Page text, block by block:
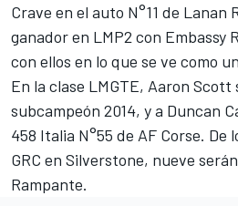
Crave en el auto N°11 de Lanan
ganador en LMP2 con Embassy
con ellos en lo que se ve como
En la clase LMGTE, Aaron
subcampeón 2014, y a Duncan
458 Italia N°55 de AF Corse. De
GRC en Silverstone, nueve
Rampante.